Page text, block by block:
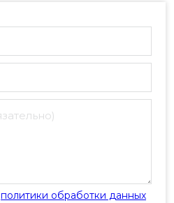
политики обработки данных